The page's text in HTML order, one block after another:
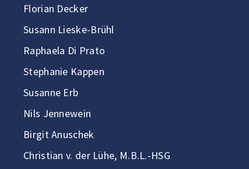
Florian Decker
Susann Lieske-Brühl
Raphaela Di Prato
Stephanie Kappen
Susanne Erb
Nils Jennewein
Birgit Anuschek
Christian v. der Lühe, M.B.L.-HSG